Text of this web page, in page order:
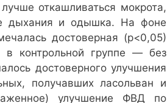
откашливаться мокрота,
дыхания и одышка. На фоне
достоверная (р<0,05)
в контрольной группе — без
достоверного улучшения
получавших ласольван и
улучшение ФВД по